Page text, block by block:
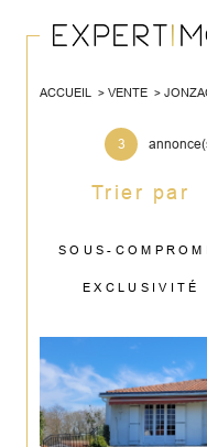
ACCUEIL VENTE
3
Trier par
SOUS-
EXCLUSIVITÉ